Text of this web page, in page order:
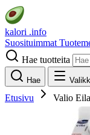
kalori .info
Suosituimmat
Hae tuotteita
Hae
Etusivu Valio